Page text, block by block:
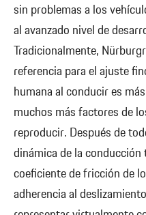
sin problemas a los
al avanzado nivel de
Tradicionalmente,
referencia para el ajuste
humana al conducir es
muchos más factores de
reproducir. Después de
dinámica de la conducción
coeficiente de fricción de
adherencia al